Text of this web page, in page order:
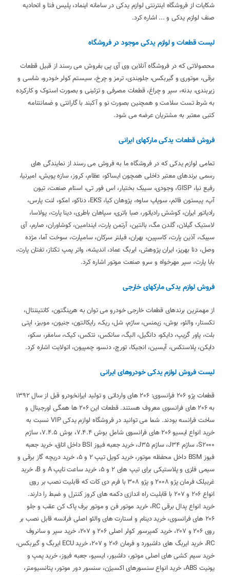
شکایات از فروشگاه اینترنتی لوازم یدکی در سامانه اینماد، پلیس فتا و اتحادیه
صنف لوازم یدکی و ... اشاره کرد.
لیست قطعات و لوازم یدکی موجود در فروشگاه
محصولاتی که در فروشگاه آنلاین وی آی پی بفروش می رسند از قبیل قطعات
برقی، موتوری و گیربکس، جلوبندی، ترمز و چرخ، سیستم کولر خودرو، شاسی و
زیربندی، بدنه، سپر و چراغ، قطعات مصرفی و تزئینی و بصورت استوک و کارکرده
به شرط تست سلامت و همچنین بصورت نو و آکبند با گارانتی و ضمانتنامه
کتبی معتبر به مشتریان عرضه می شود.
فروش قطعات یدکی مارکهای ایرانی
تمامی لوازم یدکی که در فروشگاه ما به فروش می رسند از نمایندگی های
رسمی برندهای معتبر داخلی همچون ایساکو، عظام، کروز، سازه پویش، امیرنیا،
رفیع نیا، GISP، وجودی، سیبک بختیار، اس فور تی، استام صنعت، تیون
آپ، پیستون قائم، سوپاپ ساوه، پژوهان کیا، EKS، دناکو، امکو، لنت پارس،
رادیاتور ایران، کوشش رادیاتور، صبا باتری، سپاهان باطری، دینا پارت، پولاسا،
لاستیک گیلان، گلدن مگ، بالتین، آرتمن پارت، ایندامین، کوشاوران، صارم، آی
سیبک، آذین پارت، کاسپین، بهران، فیلتر سرکان، سامپارت، سوخت آما، مژده
وصل، دنا بهریز، ایران پژوهش، ایربگ عماد، اندیشه، واتر پمپ تکتاز، تفتان پارت،
بابا پارت، سپر مهرخواه و سرو صنعت موتور اشاره کرد.
فروش لوازم یدکی مارکهای خارجی
از مهمترین برندهای قطعات خارجی خودرو می توان به هرینگتون، کانتیننتال،
تکستار، والئو، بوش، زیمنس، ساژم، شل، ریک، رایکالتون، جنیون، موبیز، اپتی
بلت، پاور گریپ، دایکو، دانگیل، الیگ، سانکس، نتکس، کیک، سامفر، سکو،
دایکن، پلاستکس، آیسین، انجیکا، تورچ، دنسو، چمپیون، اتولایت اشاره کرد.
لیست فروش لوازم یدکی خودروهای ایرانی
قطعات پژو 206 فرانسوی: 206 های وارداتی و تولید ایرانخودرو قبل از سال 1392
به 206 های فرانسوی معروف هستند. قطعات این 206 ها همگی اورجینال و
ساخت فرانسه بودند. شما می توانید در فروشگاه لوازم یدکی VIP نسبت به
خرید انواع ایسیو 206 های فرانسوی شامل بوش 7.4.4، بوش 7.4.5، ساژم
S2000، ساژم J34، ساژم J35، خرید جعبه فیوز BSI داخل اتاق، خرید جعبه
فیوز BSM داخل محفظه موتور، خرید کویل تیپ 2 و 5، خرید دریچه گاز برقی و
سیمی فلزی و پلاستیکی برای تیپ های 2 و 5، خرید ساعت تایپ A و B، خرید
غربیلک فرمان پژو 2008 و پژو 308 با فرم دی کات که قابلیت نصب بر روی
انواع 206 و 207 با قابلیت راه اندازی دکمه های کروز کنترل و ضبط را دارند.
خرید انواع پدال برقی RC، خرید موتور فن و موتور برف پاک کن عقب و جلو
206 های فرانسوی، خرید دینام و استارت های والئو اصلی فرانسه قابل نصب بر
روی 206 و 207، خرید کمپرسور کولر اصلی 206 و 207، خرید سپر و سانروف
RC، خرید ایربگ های داشبورد و فرمان 206 و 207، خرید ECU ایربگ و گیربکس،
خرید سیم کشی های اصلی موتور، داشبور، ایسیو، جعبه فیوز، خرید پمپ و
یونیت ABS، خرید انواع سنسورهای اکسیژن، سنسور دور موتور، پتانسیومتر،